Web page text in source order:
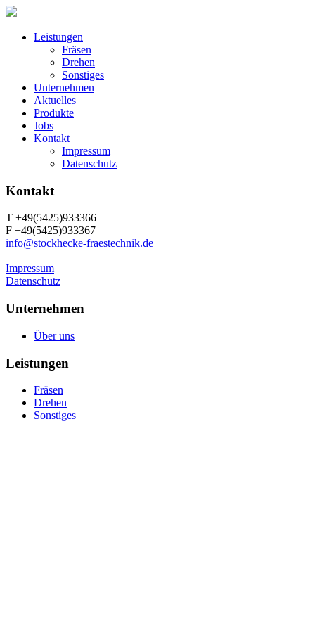
Leistungen
Fräsen
Drehen
Sonstiges
Unternehmen
Aktuelles
Produkte
Jobs
Kontakt
Impressum
Datenschutz
Kontakt
T +49(5425)933366
F +49(5425)933367
info@stockhecke-fraestechnik.de
Impressum
Datenschutz
Unternehmen
Über uns
Leistungen
Fräsen
Drehen
Sonstiges